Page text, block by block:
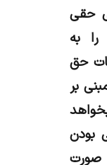
حقی
به
حق
بر
بودن
صورت